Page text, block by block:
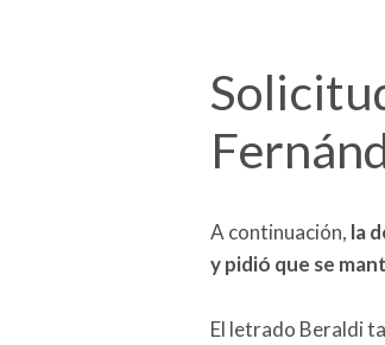
A continuación, la
y pidió que se
El letrado Beraldi